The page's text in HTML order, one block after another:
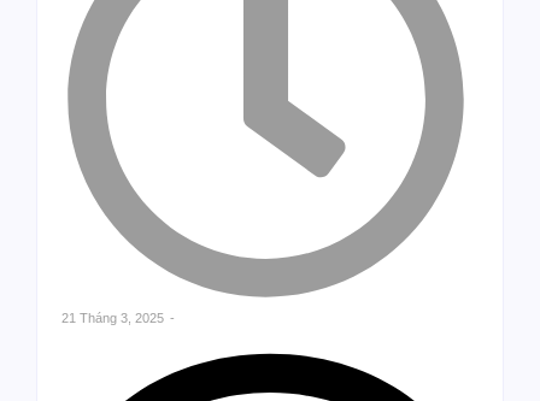
21 Tháng 3, 2025 -